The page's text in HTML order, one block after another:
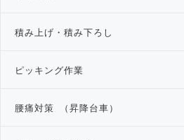
積み上げ・積み下ろし
ピッキング作業
腰痛対策 （昇降台車）